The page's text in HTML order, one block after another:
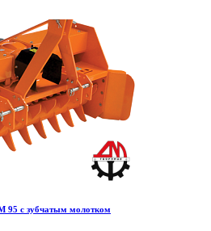
95 с зубчатым молотком